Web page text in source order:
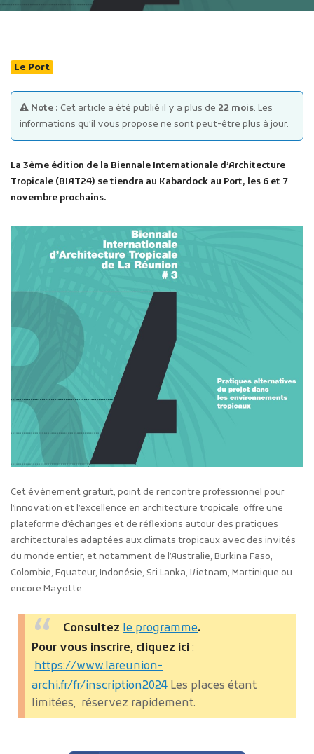
Publicité des actes
Marchés publics
Plans d'accès
Le Port
Note : Cet article a été publié il y a plus de 22 mois. Les
informations qu'il vous propose ne sont peut-être plus à jour.
La 3ème édition de la Biennale Internationale d’Architecture
Tropicale (BIAT24) se tiendra au Kabardock au Port, les 6 et 7
novembre prochains.
Cet événement gratuit, point de rencontre professionnel pour
l’innovation et l’excellence en architecture tropicale, offre une
plateforme d’échanges et de réflexions autour des pratiques
architecturales adaptées aux climats tropicaux avec des invités
du monde entier, et notamment de l’Australie, Burkina Faso,
Colombie, Equateur, Indonésie, Sri Lanka, Vietnam, Martinique ou
encore Mayotte.
Consultezle programme.
Pour vous inscrire, cliquez ici :
https://www.lareunion-
archi.fr/fr/inscription2024 Les places étant
limitées, réservez rapidement.